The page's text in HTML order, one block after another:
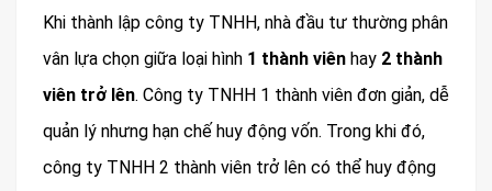
Khi thành lập công ty TNHH, nhà đầu tư thường phân
vân lựa chọn giữa loại hình 1 thành viên hay 2 thành
viên trở lên. Công ty TNHH 1 thành viên đơn giản, dễ
quản lý nhưng hạn chế huy động vốn. Trong khi đó,
công ty TNHH 2 thành viên trở lên có thể huy động